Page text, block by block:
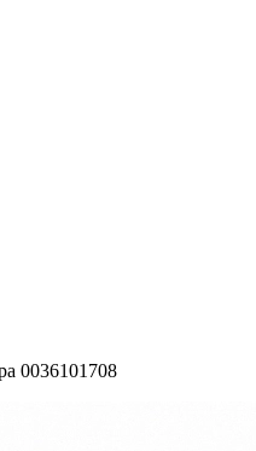
0036101708